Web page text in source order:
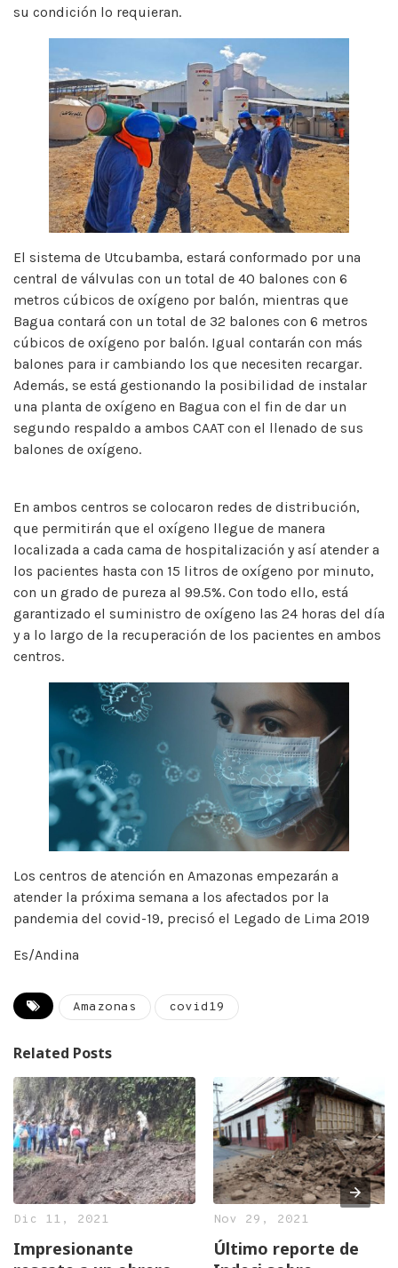
su condición lo requieran.
El sistema de Utcubamba, estará conformado por una
central de válvulas con un total de 40 balones con 6
metros cúbicos de oxígeno por balón, mientras que
Bagua contará con un total de 32 balones con 6 metros
cúbicos de oxígeno por balón. Igual contarán con más
balones para ir cambiando los que necesiten recargar.
Además, se está gestionando la posibilidad de instalar
una planta de oxígeno en Bagua con el fin de dar un
segundo respaldo a ambos CAAT con el llenado de sus
balones de oxígeno.
En ambos centros se colocaron redes de distribución,
que permitirán que el oxígeno llegue de manera
localizada a cada cama de hospitalización y así atender a
los pacientes hasta con 15 litros de oxígeno por minuto,
con un grado de pureza al 99.5%. Con todo ello, está
garantizado el suministro de oxígeno las 24 horas del día
y a lo largo de la recuperación de los pacientes en ambos
centros.
Los centros de atención en Amazonas empezarán a
atender la próxima semana a los afectados por la
pandemia del covid-19, precisó el Legado de Lima 2019
Es/Andina
Amazonas covid19
Related Posts
Dic 11, 2021
Impresionante
Nov 29, 2021
Último reporte de